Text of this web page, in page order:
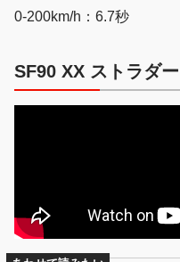
0-200km/h：6.7秒
SF90 XX ストラダ